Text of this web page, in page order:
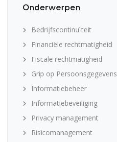
Onderwerpen
Bedrijfscontinuïteit
Financiële rechtmatigheid
Fiscale rechtmatigheid
Grip op Persoonsgegevens
Informatiebeheer
Informatiebeveiliging
Privacy management
Risicomanagement